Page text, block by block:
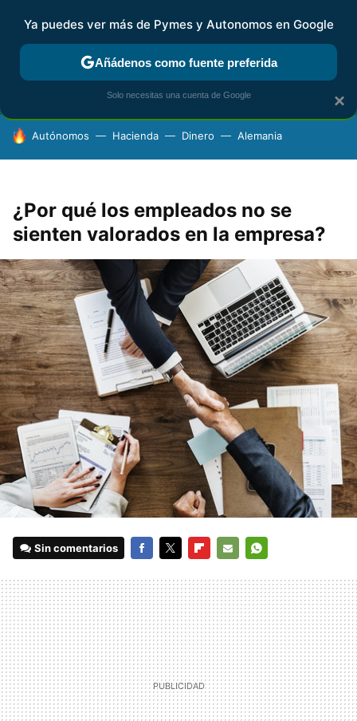
FISCALIDAD Y CONTABILIDAD KIT DIGITAL RENTA
HOY SE HABLA DE
Autónomos Hacienda Dinero Alemania
¿Por qué los empleados no se
sienten valorados en la empresa?
Sin comentarios
MAIL
×
Ya puedes ver más de Pymes y Autonomos en Google
Añádenos como fuente preferida
Solo necesitas una cuenta de Google